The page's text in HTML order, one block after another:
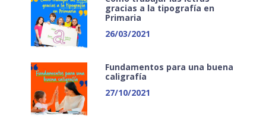
gracias a la tipografía en
Primaria
26/03/2021
Fundamentos para una buena
caligrafía
27/10/2021